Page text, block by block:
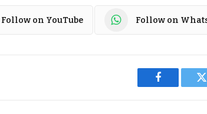
Follow on YouTube Follow on
Facebook